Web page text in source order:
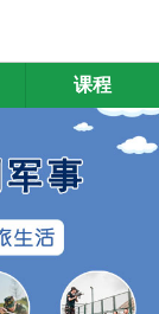
课程